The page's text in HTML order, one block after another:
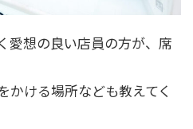
愛想の良い店員の方が、席
かける場所なども教えてく